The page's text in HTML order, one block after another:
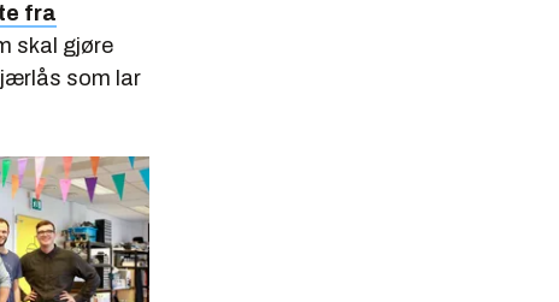
fra
skal gjøre
som lar